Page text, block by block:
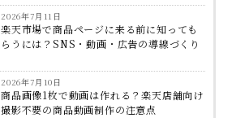
2026年7月11日
楽天市場で商品ページに来る前に知っても
らうには？SNS・動画・広告の導線づくり
2026年7月10日
商品画像1枚で動画は作れる？楽天店舗向け
撮影不要の商品動画制作の注意点